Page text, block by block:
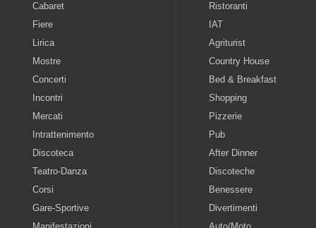
Cabaret
Fiere
Lirica
Mostre
Concerti
Incontri
Mercati
Intrattenimento
Discoteca
Teatro-Danza
Corsi
Gare-Sportive
Ristoranti
IAT
Agriturist
Country House
Bed & Breakfast
Shopping
Pizzerie
Pub
After Dinner
Discoteche
Benessere
Divertimenti